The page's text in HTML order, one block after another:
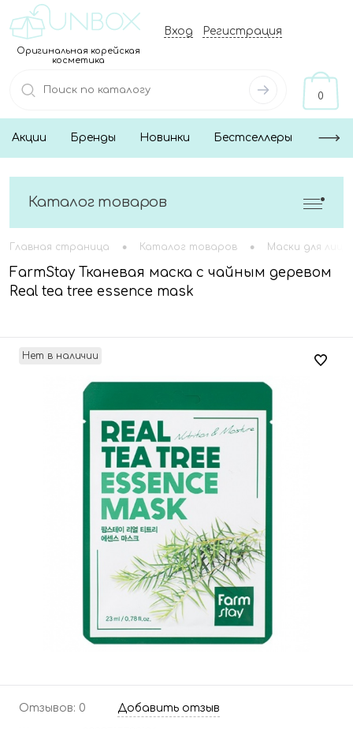
Оригинальная корейская
косметика
Вход Регистрация
0
Акции Бренды Новинки Бестселлеры
Каталог товаров
Главная страница • Каталог товаров • Маски для лица
FarmStay Тканевая маска с чайным деревом
Real tea tree essence mask
Нет в наличии
Отзывов: 0 Добавить отзыв